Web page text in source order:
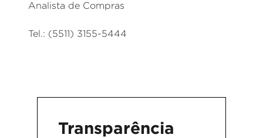
Analista de Compras
Tel.: (5511) 3155-5444
Transparência